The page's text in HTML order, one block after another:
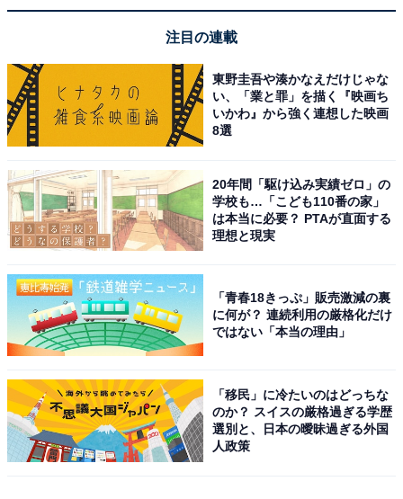
1 2
注目の連載
東野圭吾や湊かなえだけじゃな
い、「業と罪」を描く『映画ち
いかわ』から強く連想した映画
8選
20年間「駆け込み実績ゼロ」の
学校も…「こども110番の家」
は本当に必要？ PTAが直面する
理想と現実
「青春18きっぷ」販売激減の裏
に何が？ 連続利用の厳格化だけ
ではない「本当の理由」
「移民」に冷たいのはどっちな
のか？ スイスの厳格過ぎる学歴
選別と、日本の曖昧過ぎる外国
人政策